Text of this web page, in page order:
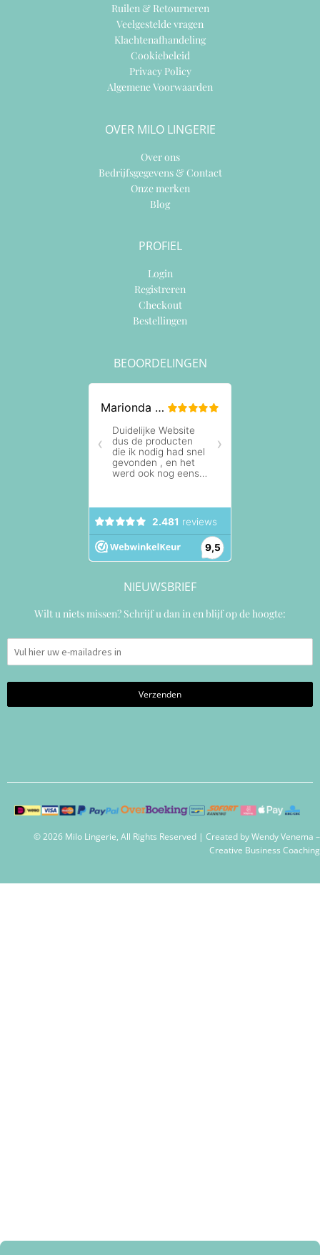
Ruilen & Retourneren
Veelgestelde vragen
Klachtenafhandeling
Cookiebeleid
Privacy Policy
Algemene Voorwaarden
OVER MILO LINGERIE
Over ons
Bedrijfsgegevens & Contact
Onze merken
Blog
PROFIEL
Login
Registreren
Checkout
Bestellingen
BEOORDELINGEN
NIEUWSBRIEF
Wilt u niets missen? Schrijf u dan in en blijf op de hoogte:
© 2026 Milo Lingerie, All Rights Reserved | Created byWendy Venema –
Creative Business Coaching